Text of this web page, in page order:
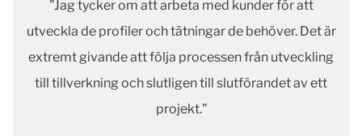
”Jag tycker om att arbeta med kunder för att
utveckla de profiler och tätningar de behöver. Det är
extremt givande att följa processen från utveckling
till tillverkning och slutligen till slutförandet av ett
projekt.”